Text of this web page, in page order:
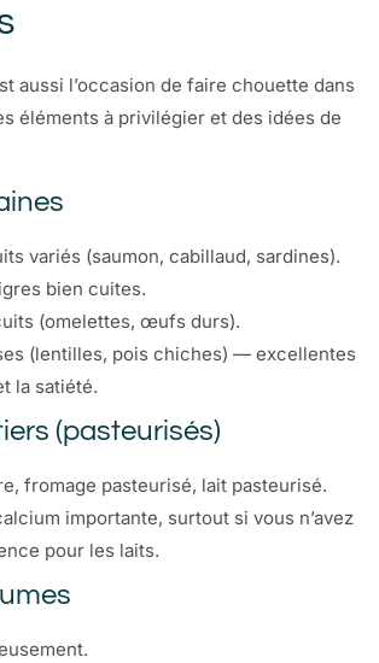
aussi l’occasion de faire chouette dans
éléments à privilégier et des idées de
variés (saumon, cabillaud, sardines).
bien cuites.
(omelettes, œufs durs).
(lentilles, pois chiches) — excellentes
la satiété.
(pasteurisés)
fromage pasteurisé, lait pasteurisé.
importante, surtout si vous n’avez
pour les laits.